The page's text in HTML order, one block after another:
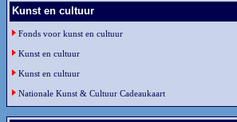
Kunst en cultuur
Fonds voor kunst en cultuur
Kunst en cultuur
Kunst en cultuur
Nationale Kunst & Cultuur Cadeaukaart